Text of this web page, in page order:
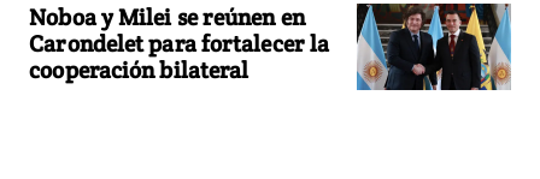
Noboa y Milei se reúnen en
Carondelet para fortalecer la
cooperación bilateral